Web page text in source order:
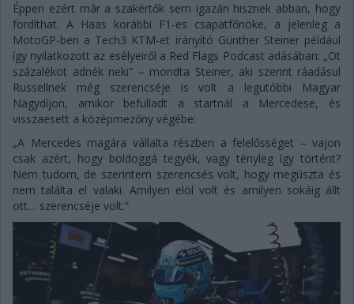
Éppen ezért már a szakértők sem igazán hisznek abban, hogy
fordíthat. A Haas korábbi F1-es csapatfőnöke, a jelenleg a
MotoGP-ben a Tech3 KTM-et irányító Günther Steiner például
így nyilatkozott az esélyeiről a Red Flags Podcast adásában: „Öt
százalékot adnék neki” – mondta Steiner, aki szerint ráadásul
Russellnek még szerencséje is volt a legutóbbi Magyar
Nagydíjon, amikor befulladt a startnál a Mercedese, és
visszaesett a középmezőny végébe:
„A Mercedes magára vállalta részben a felelősséget – vajon
csak azért, hogy boldoggá tegyék, vagy tényleg így történt?
Nem tudom, de szerintem szerencsés volt, hogy megúszta és
nem találta el valaki. Amilyen elöl volt és amilyen sokáig állt
ott… szerencséje volt.”